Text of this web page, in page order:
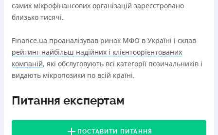
самих мікрофінансових організацій зареєстровано
близько тисячі.
Finance.ua проаналізував ринок МФО в Україні і склав
рейтинг найбільш надійних і клієнтоорієнтованих
компаній, які обслуговують всі категорії позичальників і
видають мікропозики по всій країні.
Питання експертам
ПОСТАВИТИ ПИТАННЯ